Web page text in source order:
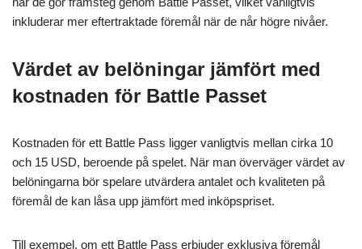
inkluderar mer eftertraktade föremål när de når högre nivåer.
Värdet av belöningar jämfört med
kostnaden för Battle Passet
Kostnaden för ett Battle Pass ligger vanligtvis mellan cirka 10
och 15 USD, beroende på spelet. När man överväger värdet av
belöningarna bör spelare utvärdera antalet och kvaliteten på
föremål de kan låsa upp jämfört med inköpspriset.
Till exempel, om ett Battle Pass erbjuder exklusiva föremål